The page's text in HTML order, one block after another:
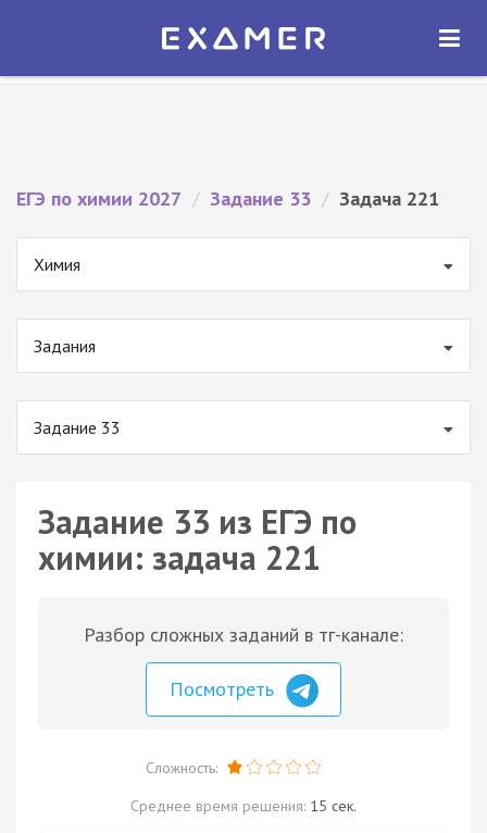
Экзамер — ЕГЭ 2027
ОТКРЫТЬ
ЕГЭ по химии 2027 / Задание 33 / Задача 221
Химия
Задания
Задание 33
Задание 33 из ЕГЭ по
химии: задача 221
Разбор сложных заданий в тг-канале:
Посмотреть
Сложность:
Среднее время решения: 15 сек.